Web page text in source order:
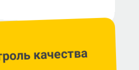
качества